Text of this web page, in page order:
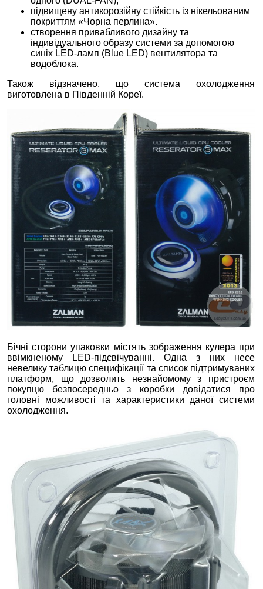
підвищену антикорозійну стійкість із нікельованим
покриттям «Чорна перлина».
створення привабливого дизайну та
індивідуального образу системи за допомогою
синіх LED-ламп (Blue LED) вентилятора та
водоблока.
Також відзначено, що система охолодження
виготовлена в Південній Кореї.
Бічні сторони упаковки містять зображення кулера при
ввімкненому LED-підсвічуванні. Одна з них несе
невелику таблицю специфікації та список підтримуваних
платформ, що дозволить незнайомому з пристроєм
покупцю безпосередньо з коробки довідатися про
головні можливості та характеристики даної системи
охолодження.